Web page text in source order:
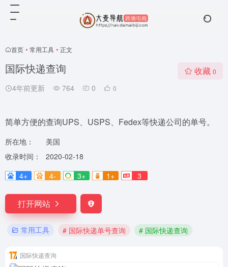
首页 • 常用工具 • 正文
国际快递查询
4年前更新 764 0 0
收藏 0
简单方便的查询UPS、USPS、Fedex等快递公司的单号。
所在地：
美国
收录时间：
2020-02-18
4+
4- 3+ 1+ 3
打开网站
常用工具 # 国际快递单号查询 # 国际快递查询
国际快递查询